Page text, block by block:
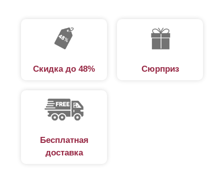
Скидка до 48% Сюрприз
Бесплатная
доставка